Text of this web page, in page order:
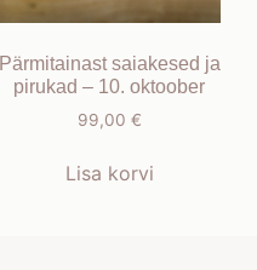
Pärmitainast saiakesed ja
pirukad – 10. oktoober
99,00 €
Lisa korvi